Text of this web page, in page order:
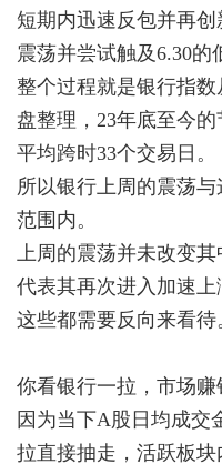
短期内迅速反包并再
震荡并尝试触及6.30的
整个过程就是银行指
盘整理，23年底至今
平均跨时33个交易日。
所以银行上周的震荡
范围内。
上周的震荡并未改变
代表其再次进入加速上
这些都需要反向来看待
你看银行一拉，市场赚
因为当下A股日均成交
拉直接抽走，活跃板